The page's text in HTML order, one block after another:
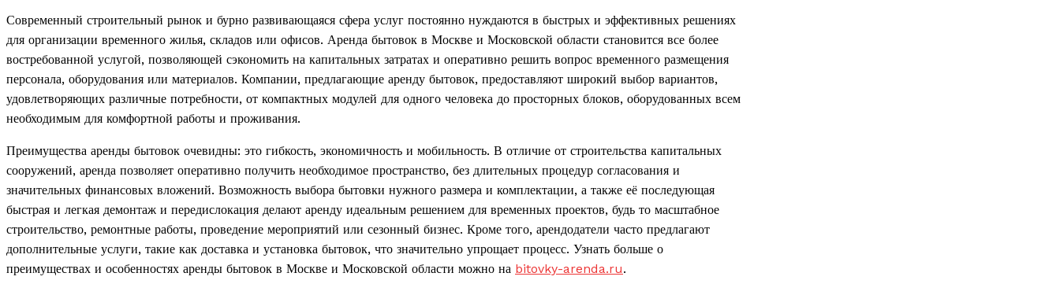
Современный строительный рынок и бурно развивающаяся сфера услуг постоянно нуждаются в быстрых и эффективных решениях
для организации временного жилья, складов или офисов. Аренда бытовок в Москве и Московской области становится все более
востребованной услугой, позволяющей сэкономить на капитальных затратах и оперативно решить вопрос временного размещения
персонала, оборудования или материалов. Компании, предлагающие аренду бытовок, предоставляют широкий выбор вариантов,
удовлетворяющих различные потребности, от компактных модулей для одного человека до просторных блоков, оборудованных всем
необходимым для комфортной работы и проживания.
Преимущества аренды бытовок очевидны: это гибкость, экономичность и мобильность. В отличие от строительства капитальных
сооружений, аренда позволяет оперативно получить необходимое пространство, без длительных процедур согласования и
значительных финансовых вложений. Возможность выбора бытовки нужного размера и комплектации, а также её последующая
быстрая и легкая демонтаж и передислокация делают аренду идеальным решением для временных проектов, будь то масштабное
строительство, ремонтные работы, проведение мероприятий или сезонный бизнес. Кроме того, арендодатели часто предлагают
дополнительные услуги, такие как доставка и установка бытовок, что значительно упрощает процесс. Узнать больше о
преимуществах и особенностях аренды бытовок в Москве и Московской области можно на bitovky-arenda.ru.